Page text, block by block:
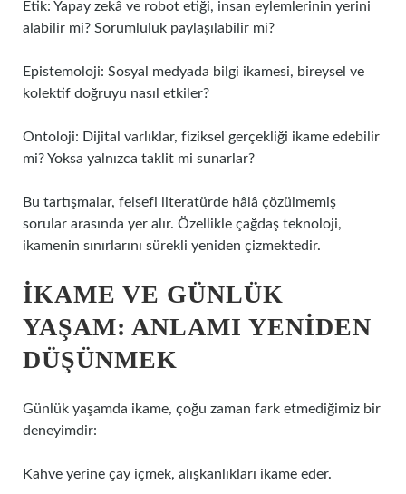
Etik: Yapay zekâ ve robot etiği, insan eylemlerinin yerini
alabilir mi? Sorumluluk paylaşılabilir mi?
Epistemoloji: Sosyal medyada bilgi ikamesi, bireysel ve
kolektif doğruyu nasıl etkiler?
Ontoloji: Dijital varlıklar, fiziksel gerçekliği ikame edebilir
mi? Yoksa yalnızca taklit mi sunarlar?
Bu tartışmalar, felsefi literatürde hâlâ çözülmemiş
sorular arasında yer alır. Özellikle çağdaş teknoloji,
ikamenin sınırlarını sürekli yeniden çizmektedir.
İKAME VE GÜNLÜK
YAŞAM: ANLAMI YENIDEN
DÜŞÜNMEK
Günlük yaşamda ikame, çoğu zaman fark etmediğimiz bir
deneyimdir:
Kahve yerine çay içmek, alışkanlıkları ikame eder.